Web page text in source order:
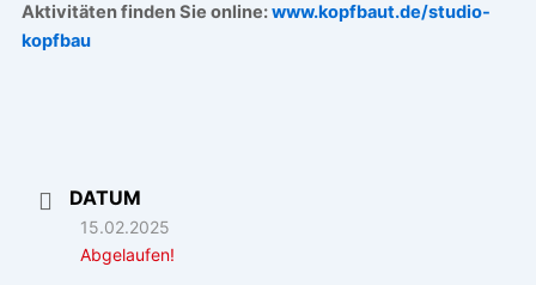
Aktivitäten finden Sie online:www.kopfbaut.de/studio-
kopfbau
DATUM
15.02.2025
Abgelaufen!